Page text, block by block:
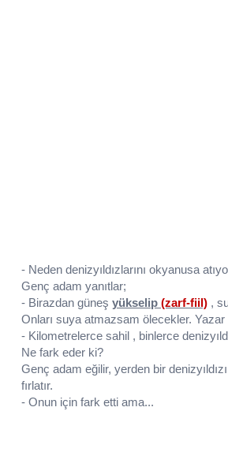
- Neden denizyıldızlarını okyanusa
Genç adam yanıtlar;
- Birazdan güneş yükselip (zarf-fiil) ,
Onları suya atmazsam ölecekler. Yazar
- Kilometrelerce sahil , binlerce
Ne fark eder ki?
Genç adam eğilir, yerden bir denizyıldızı
fırlatır.
- Onun için fark etti ama...